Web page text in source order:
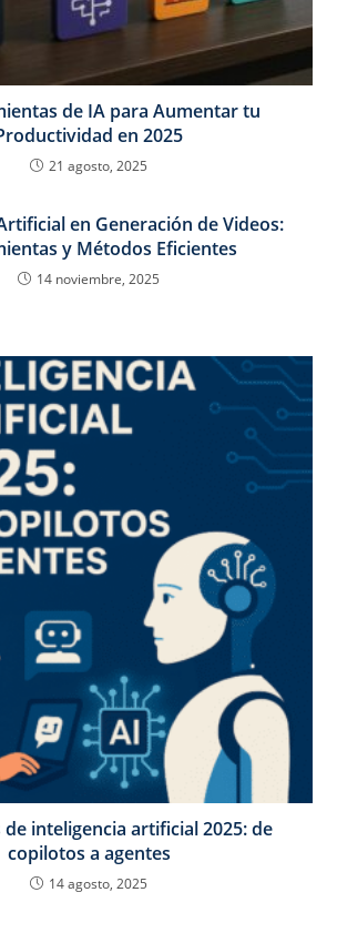
de IA para Aumentar tu
en 2025
21 agosto, 2025
en Generación de Videos:
y Métodos Eficientes
14 noviembre, 2025
de inteligencia artificial 2025: de
copilotos a agentes
14 agosto, 2025